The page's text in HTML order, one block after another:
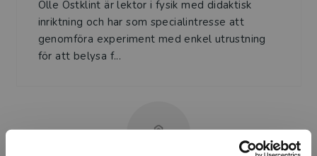
Olle Östklint är lektor i fysik med didaktisk
inriktning och har som specialintresse att
genomföra experiment med enkel utrustning
för att belysa f...